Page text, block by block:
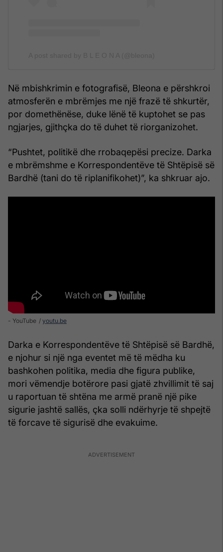
Në mbishkrimin e fotografisë, Bleona e përshkroi
atmosferën e mbrëmjes me një frazë të shkurtër,
por domethënëse, duke lënë të kuptohet se pas
ngjarjes, gjithçka do të duhet të riorganizohet.
“Pushtet, politikë dhe rrobaqepësi precize. Darka
e mbrëmshme e Korrespondentëve të Shtëpisë së
Bardhë (tani do të riplanifikohet)”, ka shkruar ajo.
- YouTube youtu.be
Darka e Korrespondentëve të Shtëpisë së Bardhë,
e njohur si një nga eventet më të mëdha ku
bashkohen politika, media dhe figura publike,
mori vëmendje botërore pasi gjatë zhvillimit të saj
u raportuan të shtëna me armë pranë një pike
sigurie jashtë sallës, çka solli ndërhyrje të shpejtë
të forcave të sigurisë dhe evakuime.